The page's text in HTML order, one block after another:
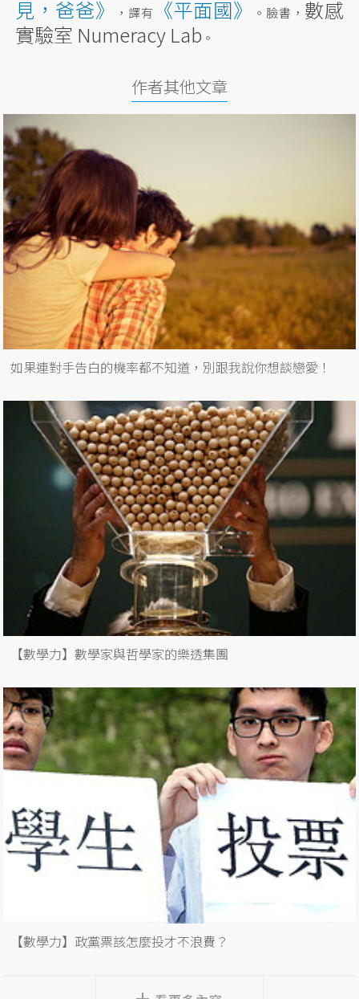
見，爸爸》
，譯有 《平面國》 。臉書， 數感
實驗室 Numeracy Lab 。
作者其他文章
如果連對手告白的機率都不知道，別跟我說你想談戀愛！
【數學力】數學家與哲學家的樂透集團
【數學力】政黨票該怎麼投才不浪費？